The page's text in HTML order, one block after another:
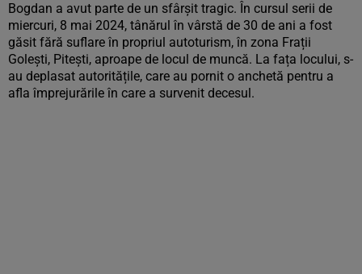
Bogdan a avut parte de un sfârșit tragic. În cursul serii de
miercuri, 8 mai 2024, tânărul în vârstă de 30 de ani a fost
găsit fără suflare în propriul autoturism, în zona Frații
Golești, Pitești, aproape de locul de muncă. La fața locului, s-
au deplasat autoritățile, care au pornit o anchetă pentru a
afla împrejurările în care a survenit decesul.